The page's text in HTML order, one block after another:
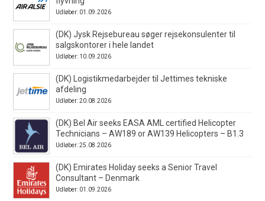
Udløber: 01.09.2026
(DK) Jysk Rejsebureau søger rejsekonsulenter til
salgskontorer i hele landet
Udløber: 10.09.2026
(DK) Logistikmedarbejder til Jettimes tekniske
afdeling
Udløber: 20.08.2026
(DK) Bel Air seeks EASA AML certified Helicopter
Technicians – AW189 or AW139 Helicopters – B1.3
Udløber: 25.08.2026
(DK) Emirates Holiday seeks a Senior Travel
Consultant – Denmark
Udløber: 01.09.2026